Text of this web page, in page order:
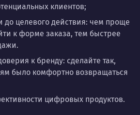
клиентов;
до целевого действия: чем проще
к форме заказа, тем быстрее
к бренду: сделайте так,
было комфортно возвращаться
цифровых продуктов.